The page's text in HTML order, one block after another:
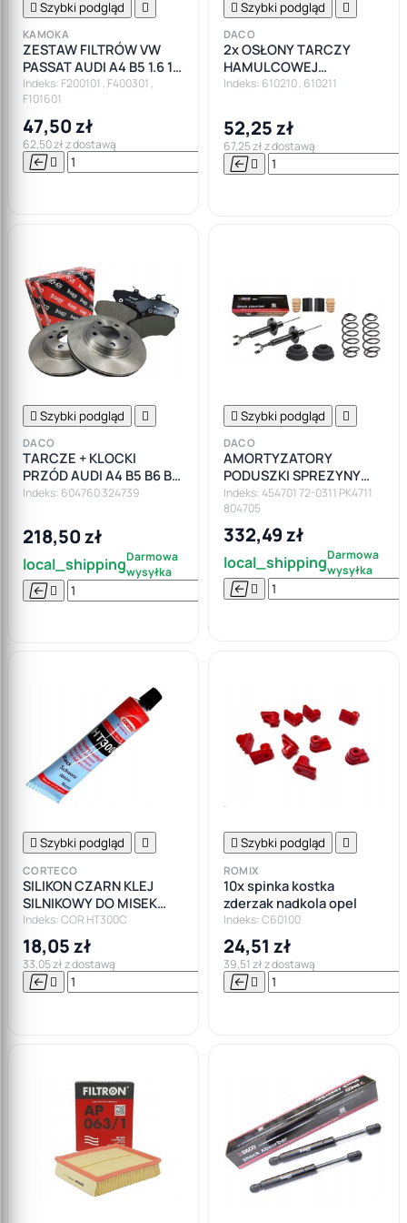
 Szybki podgląd 
KAMOKA
ZESTAW FILTRÓW VW
PASSAT AUDI A4 B5 1.6 1.8
1.8T
Indeks: F200101 , F400301 ,
F101601
47,50 zł
62,50 zł z dostawą
  

 Szybki podgląd 
DACO
2x OSŁONY TARCZY
HAMULCOWEJ
KOTWICZNE PRZÓD L+P
Indeks: 610210 , 610211
52,25 zł
67,25 zł z dostawą
 
 Szybki podgląd 
DACO
TARCZE + KLOCKI
PRZÓD AUDI A4 B5 B6 B7
VW PASSAT B5 280mm
Indeks: 604760 324739
218,50 zł
local_shippingDarmowa
wysyłka
  

Do
 Szybki podgląd 
DACO
AMORTYZATORY
PODUSZKI SPREZYNY
AUDI A4 A6 VW PASSAT
B5 1.6 1.8 2.0 1.9TDI
Indeks: 454701 72-0311 PK4711
804705
332,49 zł
local_shippingDarmowa
wysyłka
 
 Szybki podgląd 
CORTECO
SILIKON CZARN KLEJ
SILNIKOWY DO MISEK
CORTECO +300
Indeks: COR HT300C
18,05 zł
33,05 zł z dostawą
  

 Szybki podgląd 
ROMIX
10x spinka kostka
zderzak nadkola opel
Indeks: C60100
24,51 zł
39,51 zł z dostawą
 